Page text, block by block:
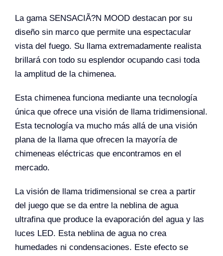
La gama SENSACIÃ?N MOOD destacan por su
diseño sin marco que permite una espectacular
vista del fuego. Su llama extremadamente realista
brillará con todo su esplendor ocupando casi toda
la amplitud de la chimenea.
Esta chimenea funciona mediante una tecnología
única que ofrece una visión de llama tridimensional.
Esta tecnología va mucho más allá de una visión
plana de la llama que ofrecen la mayoría de
chimeneas eléctricas que encontramos en el
mercado.
La visión de llama tridimensional se crea a partir
del juego que se da entre la neblina de agua
ultrafina que produce la evaporación del agua y las
luces LED. Esta neblina de agua no crea
humedades ni condensaciones. Este efecto se